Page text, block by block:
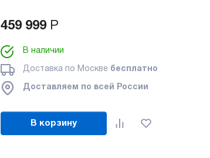
459 999 Р
В наличии
Доставка по Москве бесплатно
Доставляем по всей России
В корзину